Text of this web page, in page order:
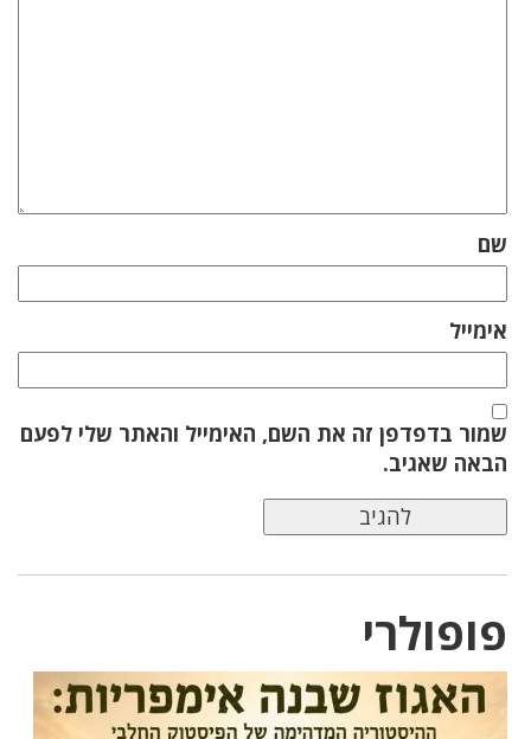
שם
אימייל
שמור בדפדפן זה את השם, האימייל והאתר שלי לפעם
הבאה שאגיב.
פופולרי